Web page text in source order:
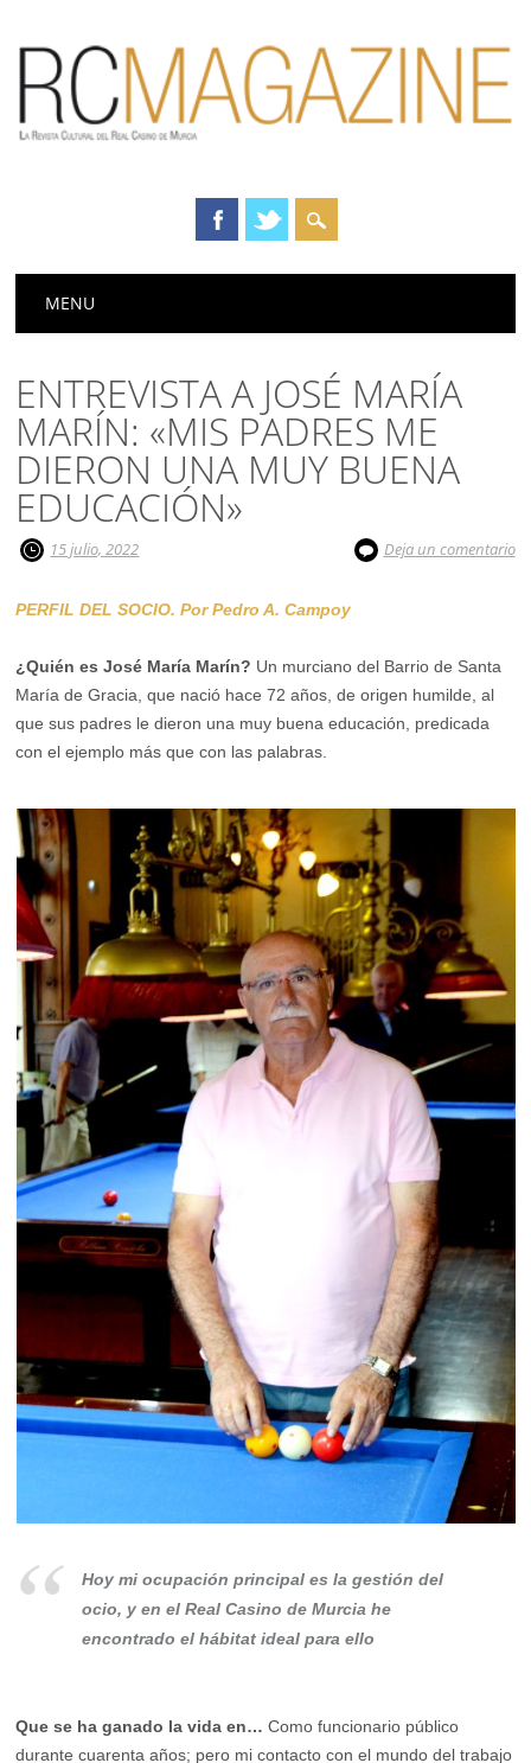
Menú principal
MENU
ENTREVISTA A JOSÉ MARÍA
MARÍN: «MIS PADRES ME
DIERON UNA MUY BUENA
EDUCACIÓN»
15 julio, 2022 Deja un comentario
PERFIL DEL SOCIO.Por Pedro A. Campoy
¿Quién es José María Marín? Un murciano del Barrio de Santa
María de Gracia, que nació hace 72 años, de origen humilde, al
que sus padres le dieron una muy buena educación, predicada
con el ejemplo más que con las palabras.
Hoy mi ocupación principal es la gestión del
ocio, y en el Real Casino de Murcia he
encontrado el hábitat ideal para ello
Que se ha ganado la vida en…Como funcionario público
durante cuarenta años; pero mi contacto con el mundo del trabajo